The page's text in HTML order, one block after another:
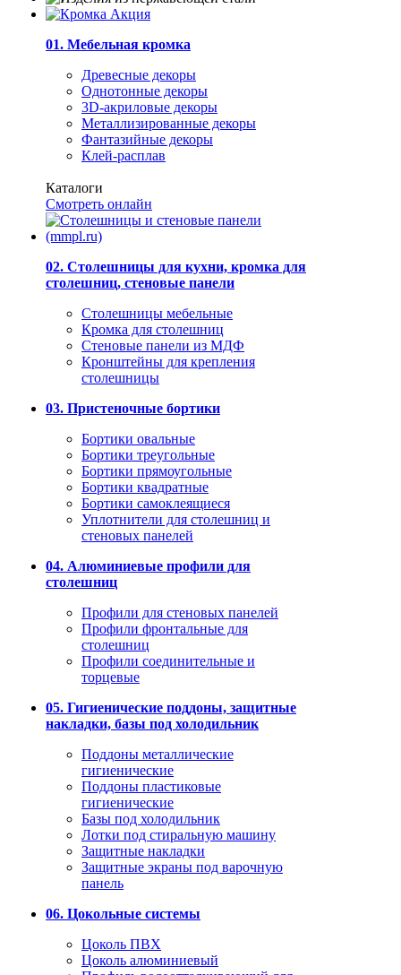
01. Мебельная кромка
Древесные декоры
Однотонные декоры
3D-акриловые декоры
Металлизированные декоры
Фантазийные декоры
Клей-расплав
Каталоги
Смотреть онлайн
02. Столешницы для кухни, кромка для
столешниц, стеновые панели
Столешницы мебельные
Кромка для столешниц
Стеновые панели из МДФ
Кронштейны для крепления
столешницы
03. Пристеночные бортики
Бортики овальные
Бортики треугольные
Бортики прямоугольные
Бортики квадратные
Бортики самоклеящиеся
Уплотнители для столешниц и
стеновых панелей
04. Алюминиевые профили для
столешниц
Профили для стеновых панелей
Профили фронтальные для
столешниц
Профили соединительные и
торцевые
05. Гигиенические поддоны, защитные
накладки, базы под холодильник
Поддоны металлические
гигиенические
Поддоны пластиковые
гигиенические
Базы под холодильник
Лотки под стиральную машину
Защитные накладки
Защитные экраны под варочную
панель
06. Цокольные системы
Цоколь ПВХ
Цоколь алюминиевый